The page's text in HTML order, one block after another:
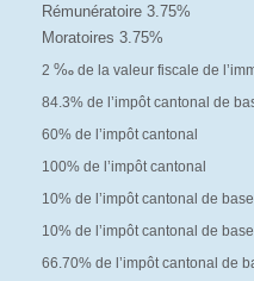
Rémunératoire 3.75%
Moratoires 3.75%
2 %o de la valeur fiscale de
84.3% de l’impôt cantonal de
60% de l’impôt cantonal
100% de l’impôt cantonal
10% de l’impôt cantonal de base
10% de l’impôt cantonal de base
66.70% de l’impôt cantonal de